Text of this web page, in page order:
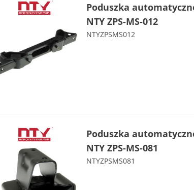
Poduszka
NTY ZPS-MS-012
NTYZPSMS012
Poduszka
NTY ZPS-MS-081
NTYZPSMS081